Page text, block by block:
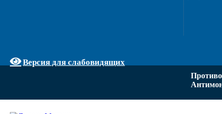
Версия для слабовидящих